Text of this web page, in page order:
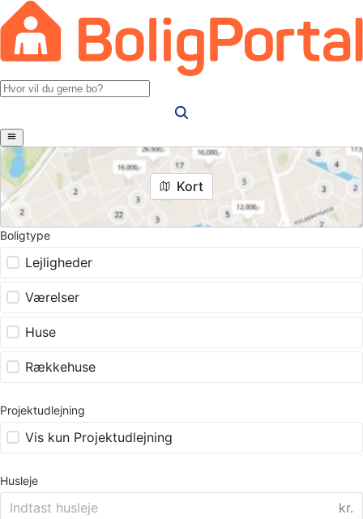
Kort
Boligtype
Lejligheder
Værelser
Huse
Rækkehuse
Projektudlejning
Vis kun Projektudlejning
Husleje
kr.